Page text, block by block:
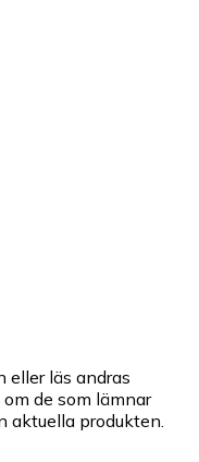
eller läs andras
de som lämnar
aktuella produkten.